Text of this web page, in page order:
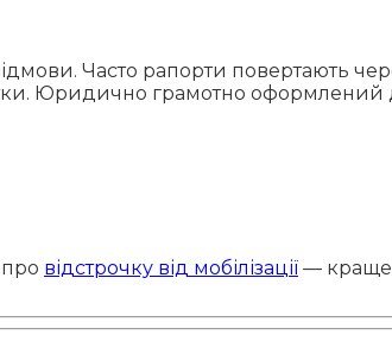
Часто рапорти повертають
Юридично грамотно
відстрочку від мобілізації — краще